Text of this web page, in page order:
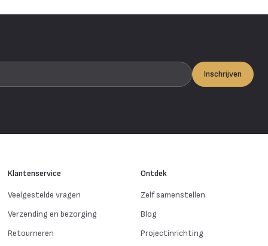
Inschrijven
Klantenservice
Veelgestelde vragen
Verzending en bezorging
Retourneren
Ontdek
Zelf samenstellen
Blog
Projectinrichting